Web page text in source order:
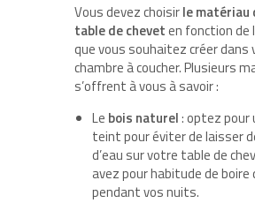
Vous devez choisirle matériau
table de cheveten fonction de
que vous souhaitez créer dans
chambre à coucher. Plusieurs
s’offrent à vous à savoir :
Le bois naturel: optez pour
teint pour éviter de laisser
d’eau sur votre table de
avez pour habitude de boire
pendant vos nuits.